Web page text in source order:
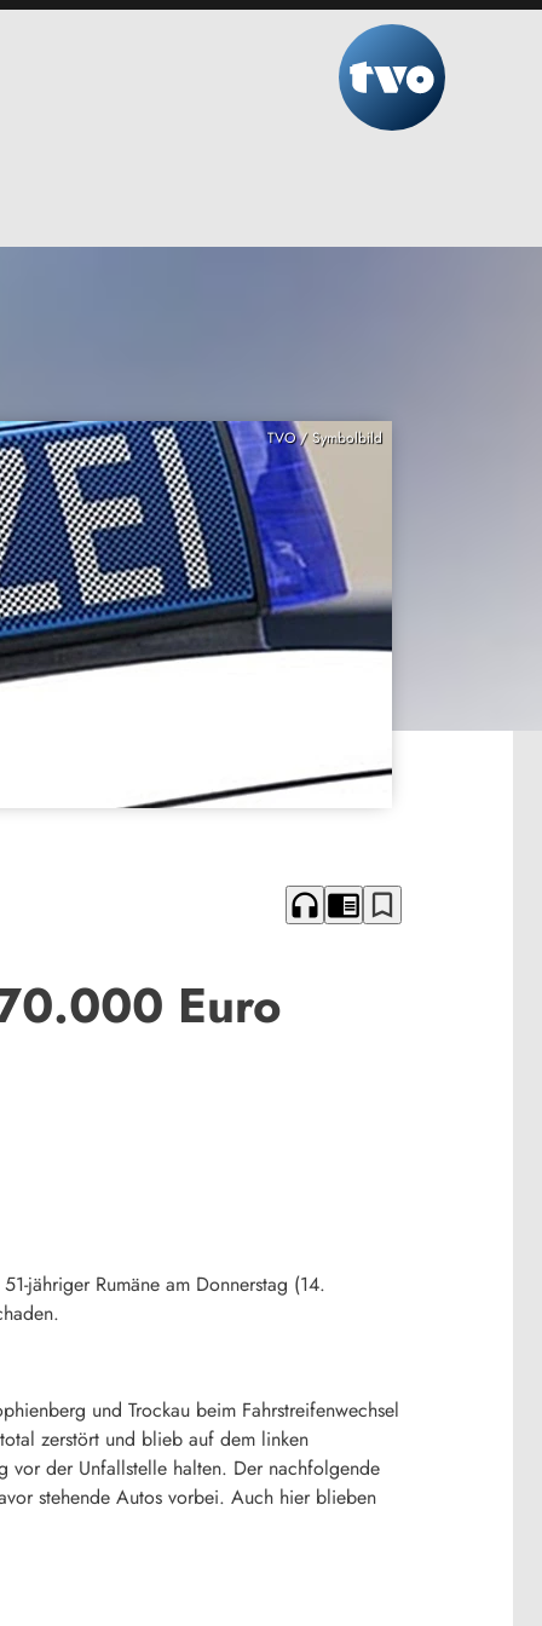
TVO / Symbolbild
headphones chrome_reader_mode bookmark_border
Euro
jähriger Rumäne am Donnerstag (14.
und Trockau beim Fahrstreifenwechsel
zerstört und blieb auf dem linken
vor der Unfallstelle halten. Der nachfolgende
stehende Autos vorbei. Auch hier blieben